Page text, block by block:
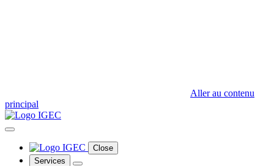
Aller au contenu
principal
Close
Services